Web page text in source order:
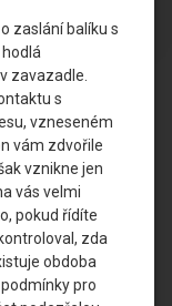
zaslání balíku s
zavazadle.
s
vzneseném
vám zdvořile
vznikne jen
vás velmi
pokud řídíte
zda
obdoba
pro